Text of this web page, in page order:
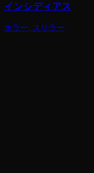
インシディアス
ホラー, スリラー